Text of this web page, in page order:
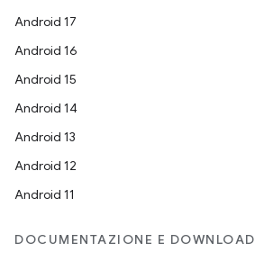
Android 17
Android 16
Android 15
Android 14
Android 13
Android 12
Android 11
DOCUMENTAZIONE E DOWNLOAD